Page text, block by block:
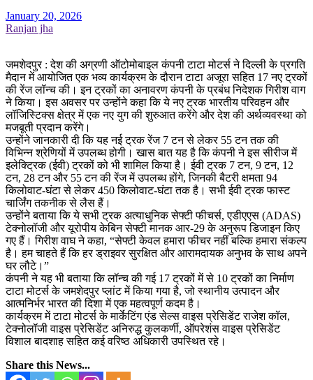
January 20, 2026
Ranjan jha
जमशेदपुर : देश की अग्रणी ऑटोमोबाइल कंपनी टाटा मोटर्स ने दिल्ली के प्रगति
मैदान में आयोजित एक भव्य कार्यक्रम के दौरान टाटा अजूरा सहित 17 नए ट्रकों
की रेंज लॉन्च की। इन ट्रकों का अनावरण कंपनी के प्रबंध निदेशक गिरीश वाग
ने किया। इस अवसर पर उन्होंने कहा कि ये नए ट्रक भारतीय परिवहन और
लॉजिस्टिक्स क्षेत्र में एक नए युग की शुरुआत करेंगे और देश की अर्थव्यवस्था को
मजबूती प्रदान करेंगे।
उन्होंने जानकारी दी कि यह नई ट्रक रेंज 7 टन से लेकर 55 टन तक की
विभिन्न श्रेणियों में उपलब्ध होगी। खास बात यह है कि कंपनी ने इस सीरीज में
इलेक्ट्रिक (ईवी) ट्रकों को भी शामिल किया है। ईवी ट्रक 7 टन, 9 टन, 12
टन, 28 टन और 55 टन की रेंज में उपलब्ध होंगे, जिनकी बैटरी क्षमता 94
किलोवाट-घंटा से लेकर 450 किलोवाट-घंटा तक है। सभी ईवी ट्रक फास्ट
चार्जिंग तकनीक से लैस हैं।
उन्होंने बताया कि ये सभी ट्रक अत्याधुनिक सेफ्टी फीचर्स, एडीएएस (ADAS)
टेक्नोलॉजी और यूरोपीय केबिन सेफ्टी मानक आर-29 के अनुरूप डिजाइन किए
गए हैं। गिरीश वाघ ने कहा, “सेफ्टी केवल हमारा फीचर नहीं बल्कि हमारा संकल्प
है। हम चाहते हैं कि हर ड्राइवर सुरक्षित और आरामदायक अनुभव के साथ अपने
घर लौटे।”
कंपनी ने यह भी बताया कि लॉन्च की गई 17 ट्रकों में से 10 ट्रकों का निर्माण
टाटा मोटर्स के जमशेदपुर प्लांट में किया गया है, जो स्थानीय उत्पादन और
आत्मनिर्भर भारत की दिशा में एक महत्वपूर्ण कदम है।
कार्यक्रम में टाटा मोटर्स के मार्केटिंग एंड सेल्स वाइस प्रेसिडेंट राजेश कॉल,
टेक्नोलॉजी वाइस प्रेसिडेंट अनिरुद्ध कुलकर्णी, ऑपरेशंस वाइस प्रेसिडेंट
विशाल बादशाह सहित कई वरिष्ठ अधिकारी उपस्थित रहे।
Share this News...